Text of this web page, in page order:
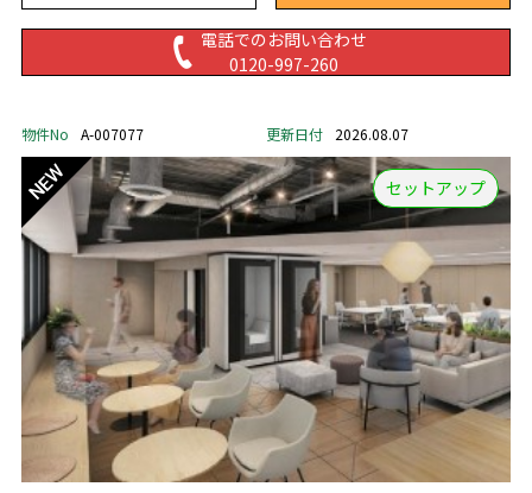
電話でのお問い合わせ
0120-997-260
物件No A-007077 更新日付 2026.08.07
セットアップ